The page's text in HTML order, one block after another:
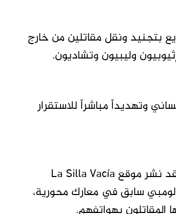
بتجنيد ونقل مقاتلين من خارج
وليبيون وتشاديون.
وتهديداً مباشراً للاستقرار
وتستند اتهامات المجلس إلى تقارير إعلامية واستقصائية. فقد نشر موقع La Silla Vacía
عن مشاركة أكثر من 300 جندي كولومبي سابق في معارك محورية،